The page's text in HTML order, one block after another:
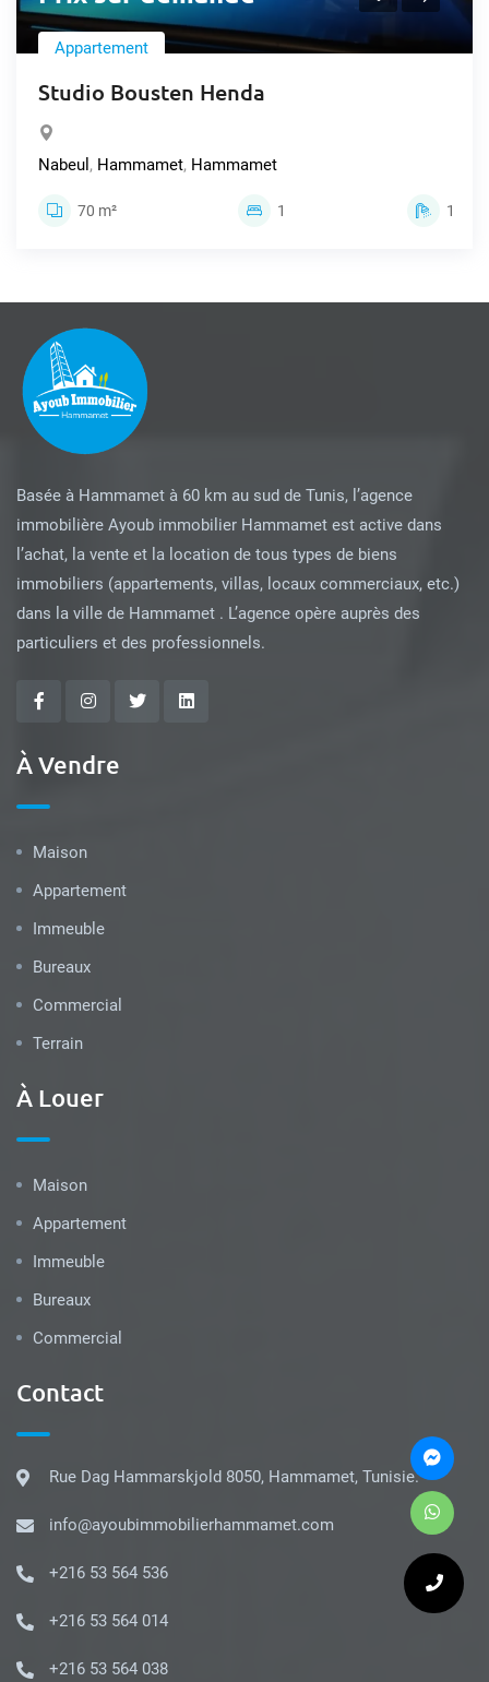
Appartement
Studio Bousten Henda
Nabeul , Hammamet, Hammamet
70 m² 1 1
Basée à Hammamet à 60 km au sud de Tunis, l’agence
immobilière Ayoub immobilier Hammamet est active dans
l’achat, la vente et la location de tous types de biens
immobiliers (appartements, villas, locaux commerciaux, etc.)
dans la ville de Hammamet . L’agence opère auprès des
particuliers et des professionnels.
À Vendre
Maison
Appartement
Immeuble
Bureaux
Commercial
Terrain
À Louer
Maison
Appartement
Immeuble
Bureaux
Commercial
Contact
Rue Dag Hammarskjold 8050, Hammamet, Tunisie.
info@ayoubimmobilierhammamet.com
+216 53 564 536
+216 53 564 014
+216 53 564 038